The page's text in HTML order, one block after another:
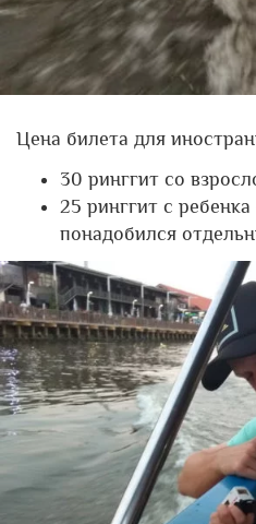
Цена билета для
30 ринггит со
25 ринггит с
понадобился